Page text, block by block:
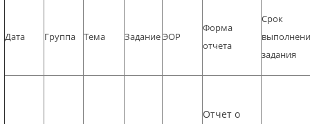
Дата Группа Тема ЗаданиеЭОР
Форма
отчета
Срок
задания
Отчет о